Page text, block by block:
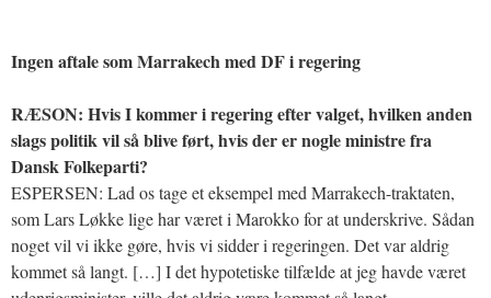
Ingen aftale som Marrakech med DF i regering
RÆSON: Hvis I kommer i regering efter valget, hvilken anden
slags politik vil så blive ført, hvis der er nogle ministre fra
Dansk Folkeparti?
ESPERSEN: Lad os tage et eksempel med Marrakech-traktaten,
som Lars Løkke lige har været i Marokko for at underskrive. Sådan
noget vil vi ikke gøre, hvis vi sidder i regeringen. Det var aldrig
kommet så langt. […] I det hypotetiske tilfælde at jeg havde været